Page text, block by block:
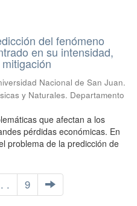
del fenómeno
en su intensidad,
Nacional de San Juan.
y Naturales. Departamento
que afectan a los
pérdidas económicas. En
problema de la predicción de
. 9